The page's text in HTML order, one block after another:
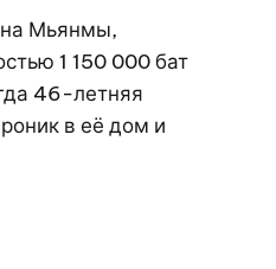
Мьянмы,
1 150 000 бат
46-летняя
в её дом и